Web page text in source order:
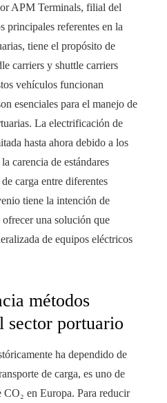
APM Terminals, filial del
principales referentes en la
tiene el propósito de
carriers y shuttle carriers
vehículos funcionan
esenciales para el manejo de
La electrificación de
hasta ahora debido a los
carencia de estándares
carga entre diferentes
tiene la intención de
una solución que
de equipos eléctricos
métodos
sector portuario
ha dependido de
de carga, es uno de
en Europa. Para reducir